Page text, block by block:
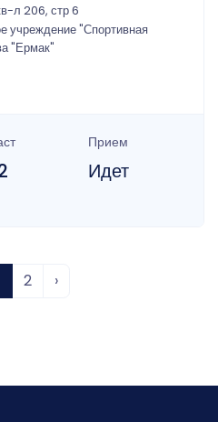
л 206, стр 6
учреждение "Спортивная
"Ермак"
Прием
Идет
2 ›